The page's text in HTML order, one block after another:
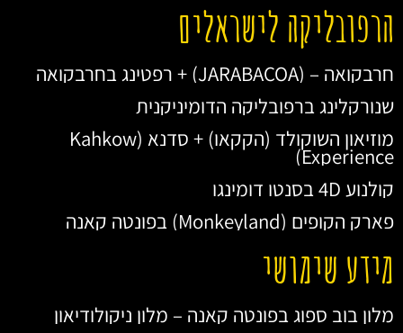
הרפובליקה לישראלים
חרבקואה – (JARABACOA) + רפטינג בחרבקואה
שנורקלינג ברפובליקה הדומיניקנית
מוזיאון השוקולד (הקקאו) + סדנא (Kahkow
Experience)
קולנוע 4D בסנטו דומינגו
פארק הקופים (Monkeyland) בפונטה קאנה
מידע שימושי
מלון בוב ספוג בפונטה קאנה – מלון ניקולודיאון